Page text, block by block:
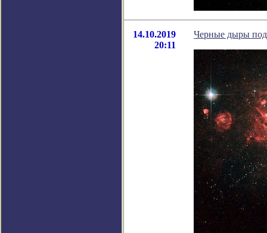
14.10.2019
20:11
Черные дыры